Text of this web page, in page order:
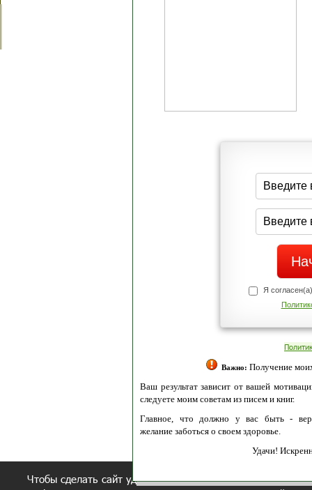
Я
Важно: Получение
Ваш результат зависит от вашей
следуете моим советам из писем и книг.
Главное, что должно у вас быть -
желание заботься о своем здоровье.
Удачи!
Чтобы сделать сайт удобнее, осуществляется обработка